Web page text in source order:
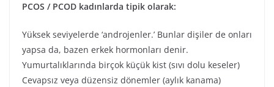
PCOS / PCOD kadınlarda tipik olarak:
Yüksek seviyelerde ‘androjenler.’ Bunlar dişiler de onları
yapsa da, bazen erkek hormonları denir.
Yumurtalıklarında birçok küçük kist (sıvı dolu keseler)
Cevapsız veya düzensiz dönemler (aylık kanama)